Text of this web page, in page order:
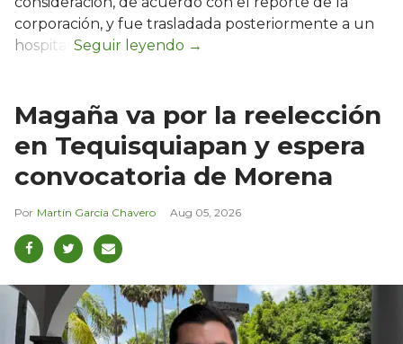
corporación, y fue trasladada posteriormente a un
hospital.
Magaña va por la reelección
en Tequisquiapan y espera
convocatoria de Morena
Martín García Chavero Aug 05, 2026